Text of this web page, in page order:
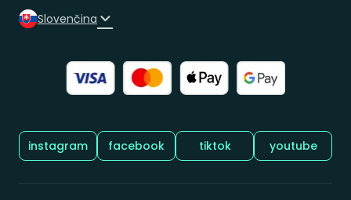
Slovenčina
Sledujte nás:
instagram facebook tiktok youtube